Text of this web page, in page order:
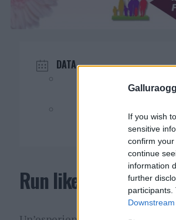
If you wish
sensitive
confirm
continue
information
further
DATA
Run like a dancer: